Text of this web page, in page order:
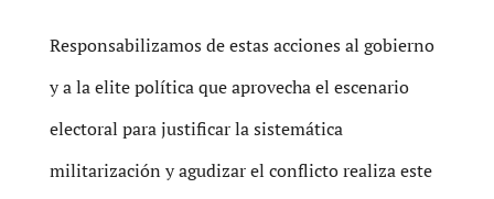
Responsabilizamos de estas acciones al gobierno
y a la elite política que aprovecha el escenario
electoral para justificar la sistemática
militarización y agudizar el conflicto realiza este